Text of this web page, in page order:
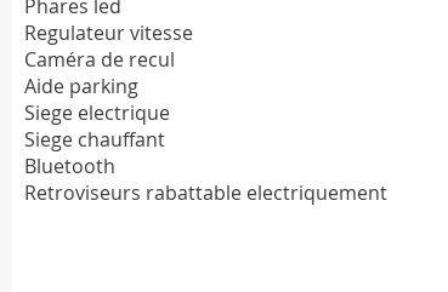
Phares led
Regulateur vitesse
Caméra de recul
Aide parking
Siege electrique
Siege chauffant
Bluetooth
Retroviseurs rabattable electriquement